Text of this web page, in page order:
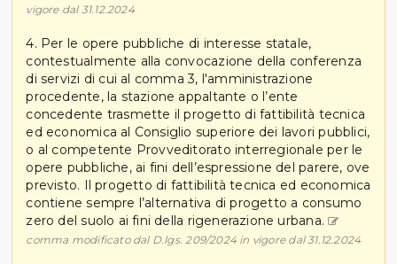
vigore dal 31.12.2024
4. Per le opere pubbliche di interesse statale,
contestualmente alla convocazione della conferenza
di servizi di cui al comma 3, l'amministrazione
procedente, la stazione appaltante o l’ente
concedente trasmette il progetto di fattibilità tecnica
ed economica al Consiglio superiore dei lavori pubblici,
o al competente Provveditorato interregionale per le
opere pubbliche, ai fini dell’espressione del parere, ove
previsto. Il progetto di fattibilità tecnica ed economica
contiene sempre l’alternativa di progetto a consumo
zero del suolo ai fini della rigenerazione urbana.
comma modificato dal D.lgs. 209/2024 in vigore dal 31.12.2024